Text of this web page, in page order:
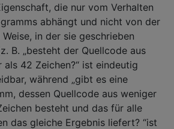
die nur vom Verhalten
abhängt und nicht von der
in der sie geschrieben
B. „besteht der Quellcode aus
als 42 Zeichen?“ ist eindeutig
während „gibt es eine
dessen Quellcode aus weniger
besteht und das für alle
das gleiche Ergebnis liefert? “ist